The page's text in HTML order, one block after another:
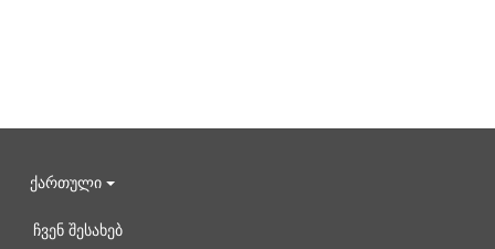
ქართული
ჩვენ შესახებ